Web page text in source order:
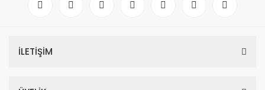
İLETİŞİM